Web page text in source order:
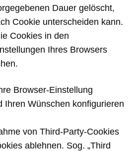
Dauer gelöscht,
Cookie unterscheiden kann.
Cookies in den
Ihres Browsers
Browser-Einstellung
Ihren Wünschen konfigurieren
von Third-Party-Cookies
ablehnen. Sog. „Third